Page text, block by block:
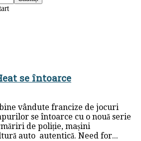
se întoarce
vândute francize de jocuri
se întoarce cu o nouă serie
de poliție, mașini
auto autentică. Need for...